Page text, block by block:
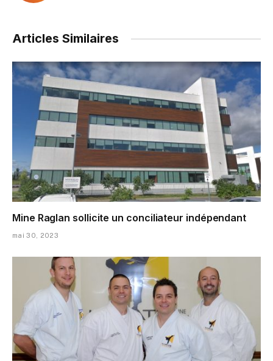
Articles Similaires
Mine Raglan sollicite un conciliateur indépendant
mai 30, 2023